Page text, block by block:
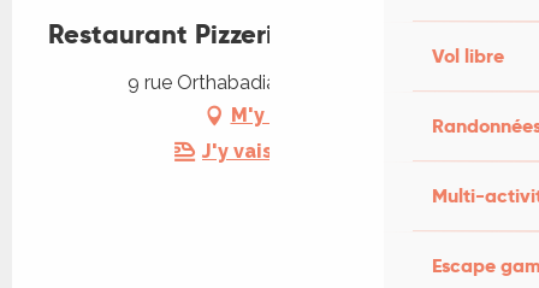
Vol libre
Multi-
Escape
Restaurant Pizzeria Del Portel
9 rue Orthabadial, 46100 Figeac
M'y rendre
J'y vais en train !